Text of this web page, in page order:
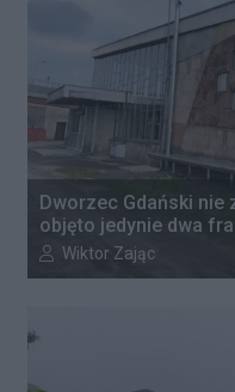
Dworzec Gdański nie
objęto jedynie dwa
Autor artykułu:
Wiktor Zając